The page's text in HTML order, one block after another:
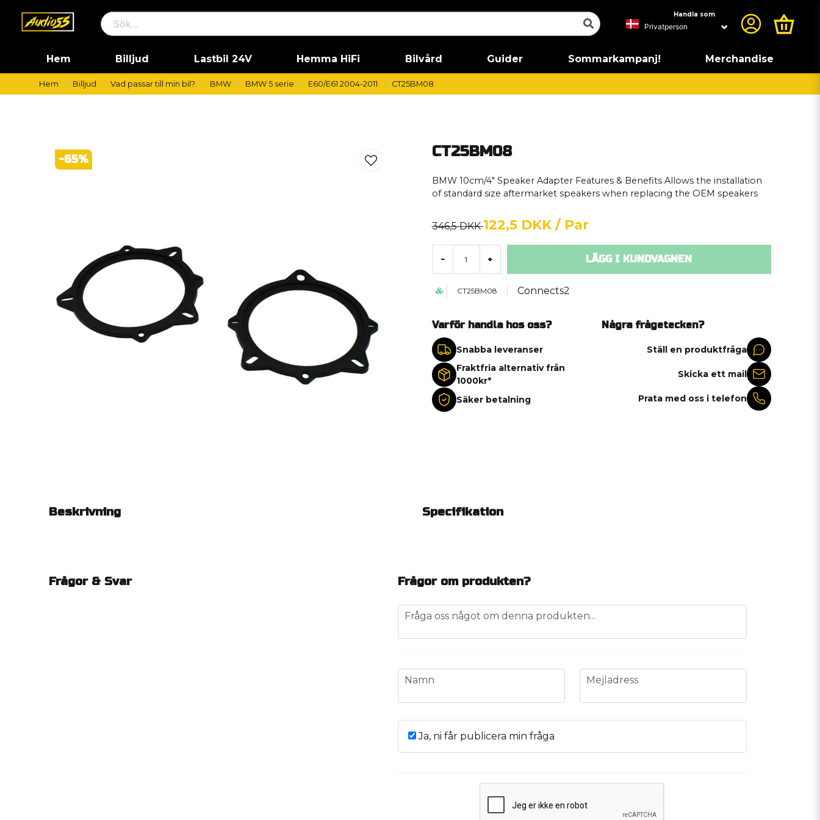
Handla som
Hem Billjud Lastbil 24V Hemma HiFi Bilvård Guider Sommarkampanj! Merchandise
Hem Billjud Vad passar till min bil? BMW BMW 5 serie E60/E61 2004-2011 CT25BM08
-65% CT25BM08
BMW 10cm/4" Speaker Adapter Features & Benefits Allows the installation
of standard size aftermarket speakers when replacing the OEM speakers
346,5 DKK122,5 DKK / Par
- + LÄGG I KUNDVAGNEN
CT25BM08 Connects2
Varför handla hos oss?
Snabba leveranser
Fraktfria alternativ från
1000kr*
Säker betalning
Några frågetecken?
Ställ en produktfråga
Skicka ett mail
Prata med oss i telefon
Beskrivning Specifikation
Frågor & Svar Frågor om produkten?
question
Fråga oss något om denna produkten...
name
Namn email
Mejladress
Ja, ni får publicera min fråga